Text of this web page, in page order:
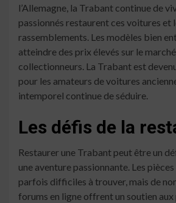
l’Allemagne, la Trabant continue de
passionnés restaurent ces voitures et
rassemblements. Les modèles bien
atteindre des prix élevés sur le
collectionneurs. La Trabant est
pour les amateurs de voitures
intemporel continue de séduire.
Les défis de la
Restaurer une Trabant peut être un
une aventure passionnante. Les
parfois difficiles à trouver, mais de
forums en ligne offrent un soutien